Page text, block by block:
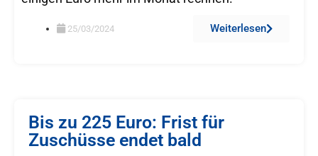
25/03/2024 Weiterlesen
Bis zu 225 Euro: Frist für
Zuschüsse endet bald